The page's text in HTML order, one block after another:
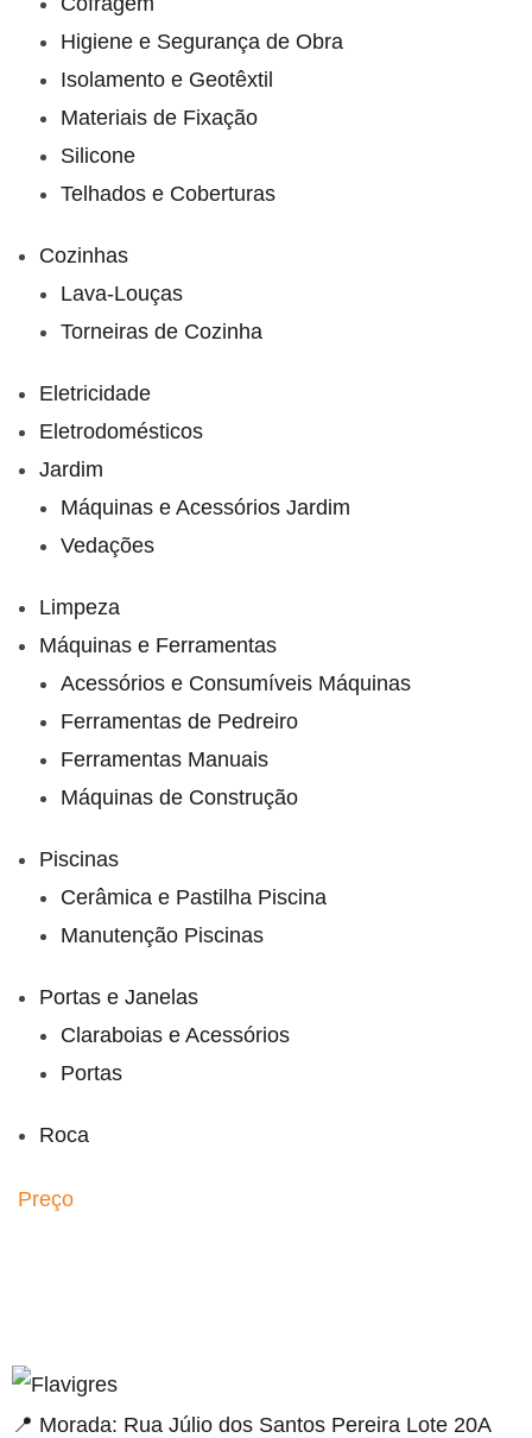
Higiene e Segurança de Obra
Isolamento e Geotêxtil
Materiais de Fixação
Silicone
Telhados e Coberturas
Cozinhas
Lava-Louças
Torneiras de Cozinha
Eletricidade
Eletrodomésticos
Jardim
Máquinas e Acessórios Jardim
Vedações
Limpeza
Máquinas e Ferramentas
Acessórios e Consumíveis Máquinas
Ferramentas de Pedreiro
Ferramentas Manuais
Máquinas de Construção
Piscinas
Cerâmica e Pastilha Piscina
Manutenção Piscinas
Portas e Janelas
Claraboias e Acessórios
Portas
Roca
Preço
bahsegel
📍 Morada: Rua Júlio dos Santos Pereira Lote 20A